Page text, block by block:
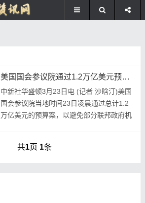
美国国会参议院通过1.2万亿美元预算案避免部分联邦政府机构“关门”
中新社华盛顿3月23日电 (记者 沙晗汀)美国
国会参议院当地时间23日凌晨通过总计1.2
万亿美元的预算案，以避免部分联邦政府机
共1页 1条